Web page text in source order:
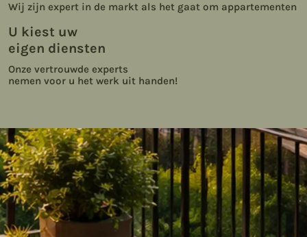
Wij zijn expert in de markt als het gaat om appartementen
U kiest uw
eigen diensten
Onze vertrouwde experts
nemen voor u het werk uit handen!